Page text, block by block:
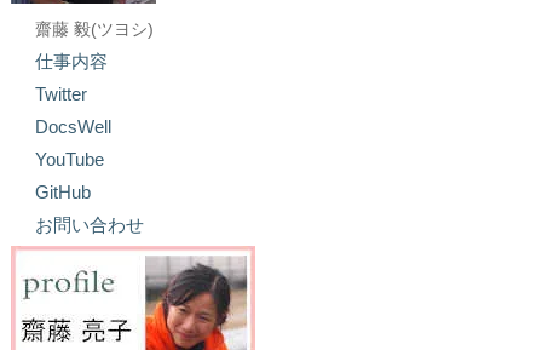
齋藤 毅(ツヨシ)
仕事内容
Twitter
DocsWell
YouTube
GitHub
お問い合わせ